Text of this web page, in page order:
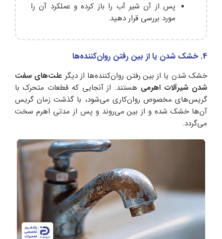
پس از آن شیر آب را باز کرده و عملکرد آن را
مورد بررسی قرار دهید.
4. خشک شدن یا از بین رفتن روان‌کننده‌ها
خشک شدن یا از بین رفتن روان‌کننده‌ها از دیگر علت‌های سفت
شدن شیرآلات اهرمی هستند. از آنجایی که قطعات متحرک با
گریس‌های مخصوص روان‌کاری می‌شود، با گذشت زمان گریس
آن‌ها خشک شده و از بین می‌روند و پس از مدتی اهرم سخت
می‌گردد.